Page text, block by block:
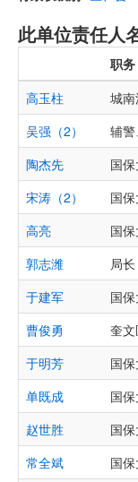
此单位责任人
职务
高玉柱
城
吴强（2）
辅
陶杰先
国
宋涛（2）
国
高亮
国
郭志潍
局长
于建军
国
曹俊勇
奎文
于明芳
国
单既成
国
赵世胜
国
常全斌
国